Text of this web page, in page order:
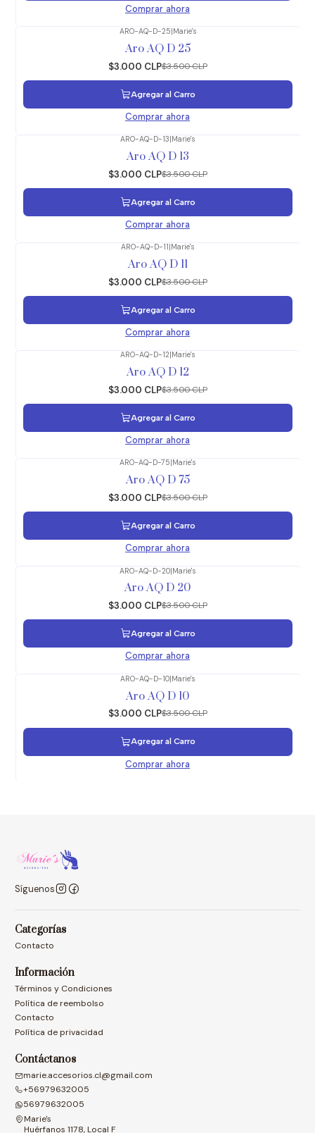
Comprar ahora
ARO-AQ-D-25|Marie's
Aro AQ D 25
$3.000 CLP$3.500 CLP
Agregar al Carro
Comprar ahora
ARO-AQ-D-13 Marie's
Aro AQ D 13
$3.000 CLP$3.500 CLP
Agregar al Carro
Comprar ahora
ARO-AQ-D-11 Marie's
Aro AQ D 11
$3.000 CLP$3.500 CLP
Agregar al Carro
Comprar ahora
ARO-AQ-D-12 Marie's
Aro AQ D 12
$3.000 CLP$3.500 CLP
Agregar al Carro
Comprar ahora
ARO-AQ-D-75 Marie's
Aro AQ D 75
$3.000 CLP$3.500 CLP
Agregar al Carro
Comprar ahora
ARO-AQ-D-20|Marie's
Aro AQ D 20
$3.000 CLP$3.500 CLP
Agregar al Carro
Comprar ahora
ARO-AQ-D-10|Marie's
Aro AQ D 10
$3.000 CLP$3.500 CLP
Agregar al Carro
Comprar ahora
Síguenos
Categorías
Contacto
Información
Términos y Condiciones
Política de reembolso
Contacto
Política de privacidad
Contáctanos
marie.accesorios.cl@gmail.com
+56979632005
56979632005
Marie's
Huérfanos 1178, Local F